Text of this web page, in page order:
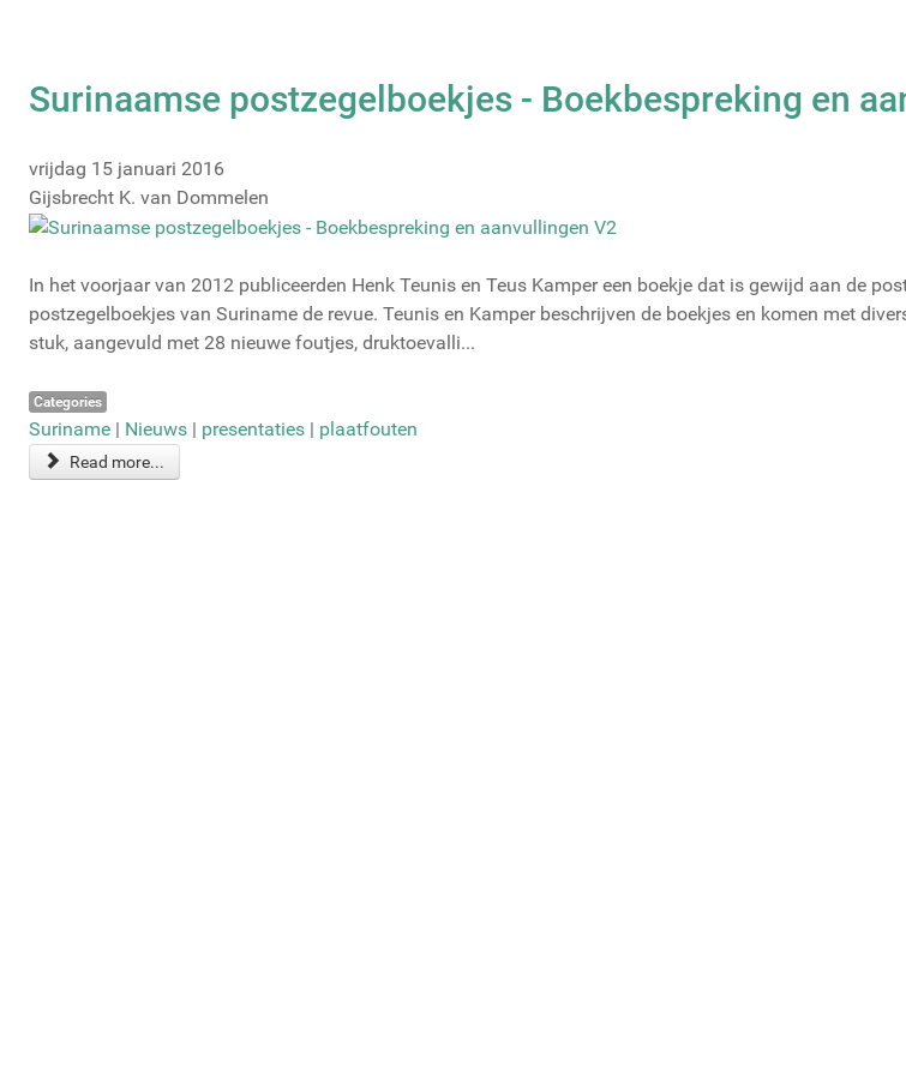
Surinaamse postzegelboekjes - Boekbespreking en
vrijdag 15 januari 2016
Gijsbrecht K. van Dommelen
In het voorjaar van 2012 publiceerden Henk Teunis en Teus Kamper een boekje dat is gewijd aan de
postzegelboekjes van Suriname de revue. Teunis en Kamper beschrijven de boekjes en komen met
stuk, aangevuld met 28 nieuwe foutjes, druktoevalli...
Categories
Suriname | Nieuws | presentaties | plaatfouten
Read more...